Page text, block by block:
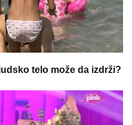
telo može da izdrži?